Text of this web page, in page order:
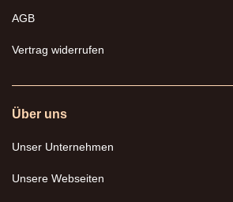
AGB
Vertrag widerrufen
Über uns
Unser Unternehmen
Unsere Webseiten